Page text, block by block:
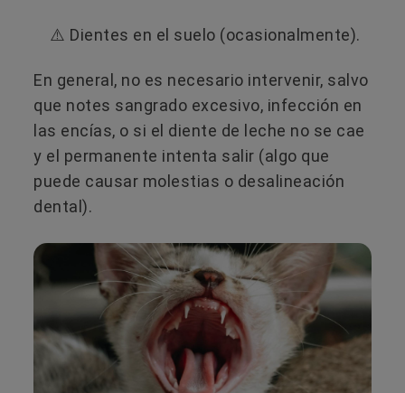
⚠️ Dientes en el suelo (ocasionalmente).
En general, no es necesario intervenir, salvo
que notes sangrado excesivo, infección en
las encías, o si el diente de leche no se cae
y el permanente intenta salir (algo que
puede causar molestias o desalineación
dental).